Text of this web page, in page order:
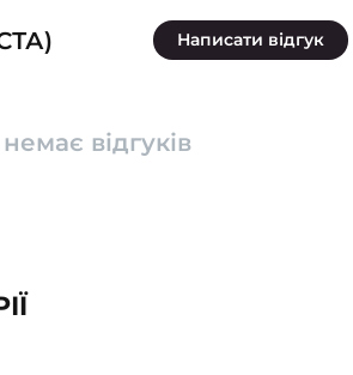
Написати відгук
відгуків